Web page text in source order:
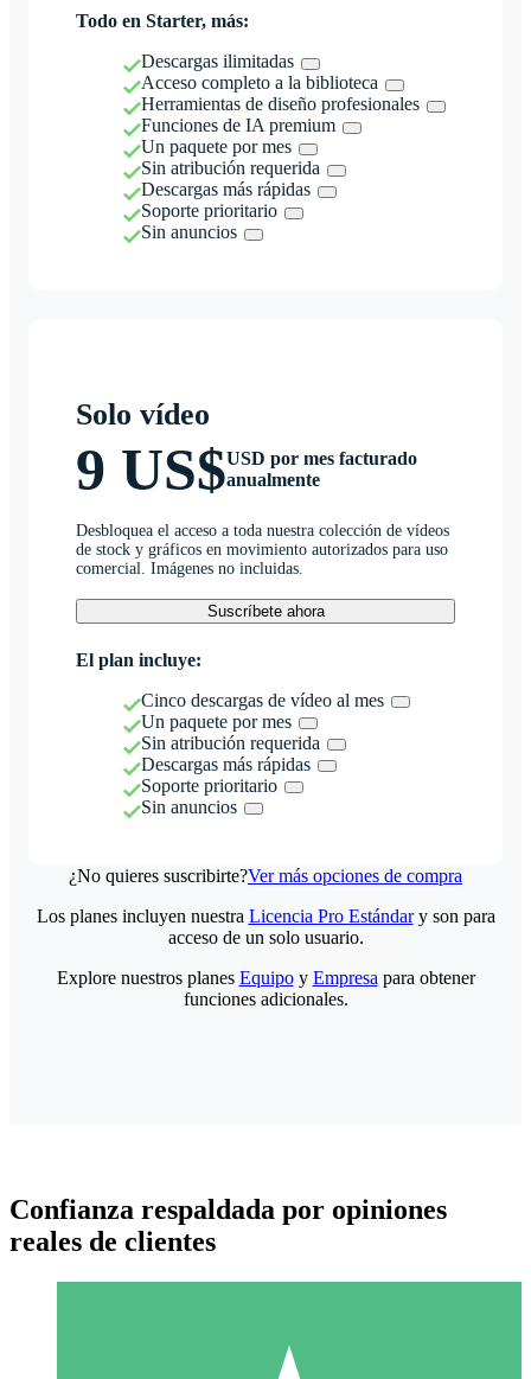
Todo en Starter, más:
Descargas ilimitadas
Acceso completo a la biblioteca
Herramientas de diseño profesionales
Funciones de IA premium
Un paquete por mes
Sin atribución requerida
Descargas más rápidas
Soporte prioritario
Sin anuncios
Solo vídeo
9 US$USD por mes facturado
anualmente
Desbloquea el acceso a toda nuestra colección de vídeos
de stock y gráficos en movimiento autorizados para uso
comercial. Imágenes no incluidas.
Suscríbete ahora
El plan incluye:
Cinco descargas de vídeo al mes
Un paquete por mes
Sin atribución requerida
Descargas más rápidas
Soporte prioritario
Sin anuncios
¿No quieres suscribirte?Ver más opciones de compra
Los planes incluyen nuestra Licencia Pro Estándary son para
acceso de un solo usuario.
Explore nuestros planes Equipoy Empresa para obtener
funciones adicionales.
Confianza respaldada por opiniones
reales de clientes